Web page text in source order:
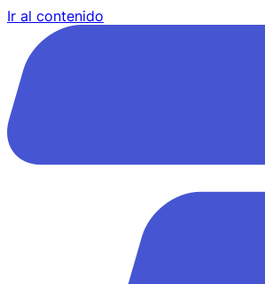
Ir al contenido